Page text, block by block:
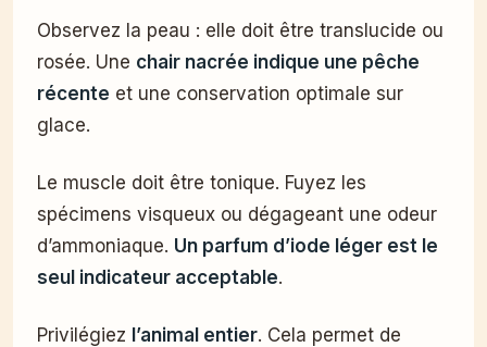
Observez la peau : elle doit être translucide ou
rosée. Une chair nacrée indique une pêche
récente et une conservation optimale sur
glace.
Le muscle doit être tonique. Fuyez les
spécimens visqueux ou dégageant une odeur
d’ammoniaque. Un parfum d’iode léger est le
seul indicateur acceptable.
Privilégiez l’animal entier. Cela permet de